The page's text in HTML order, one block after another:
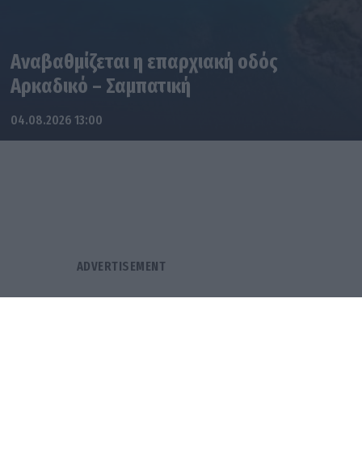
Αναβαθμίζεται η επαρχιακή οδός
Αρκαδικό – Σαμπατική
04.08.2026 13:00